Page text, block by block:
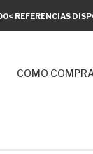
REFERENCIAS
COMO